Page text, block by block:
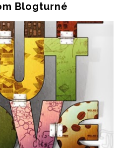
Blogturné